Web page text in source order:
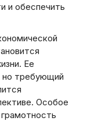
и обеспечить
Ее
но требующий
Особое